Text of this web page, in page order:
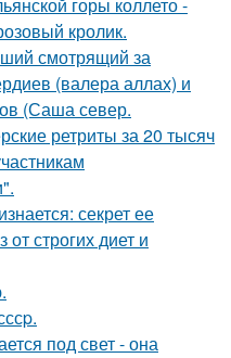
кролик.
смотрящий за
(валера аллах) и
(Саша север.
ретриты за 20 тысяч
секрет ее
строгих диет и
под свет - она